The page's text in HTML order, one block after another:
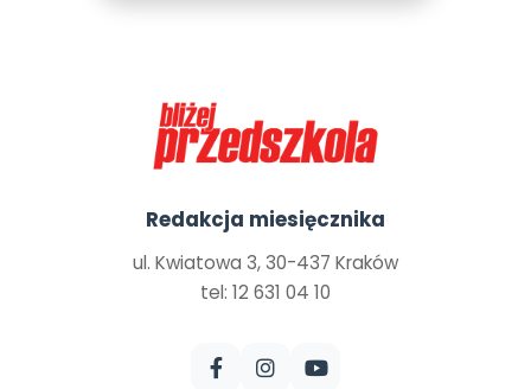
Redakcja miesięcznika
ul. Kwiatowa 3, 30-437 Kraków
tel: 12 631 04 10